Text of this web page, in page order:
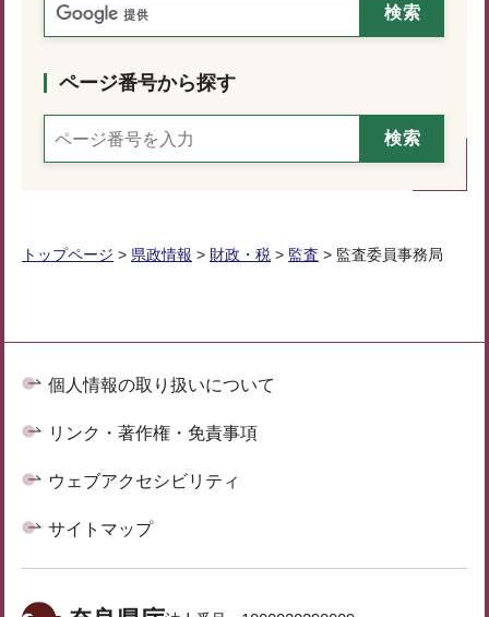
ページ番号から探す
トップページ > 県政情報 > 財政・税 > 監査 > 監査委員事務局
個人情報の取り扱いについて
リンク・著作権・免責事項
ウェブアクセシビリティ
サイトマップ